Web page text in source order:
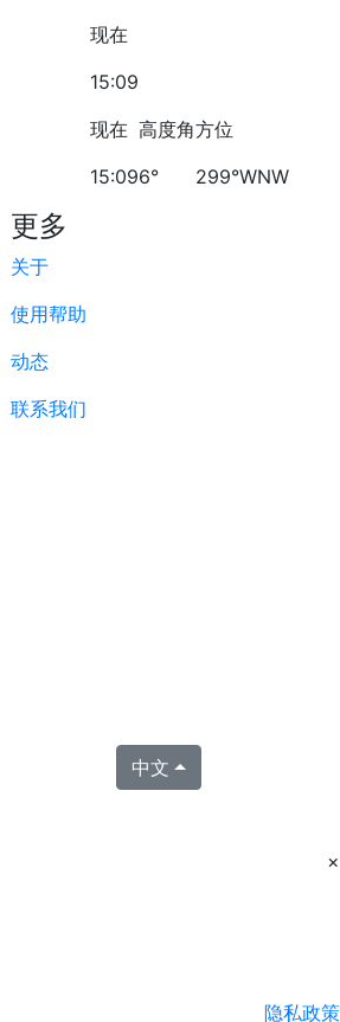
现在
15:09
现在
15:09
高度角
6°
方位
299°WNW
更多
关于
使用帮助
动态
联系我们
中文
×
隐私政策